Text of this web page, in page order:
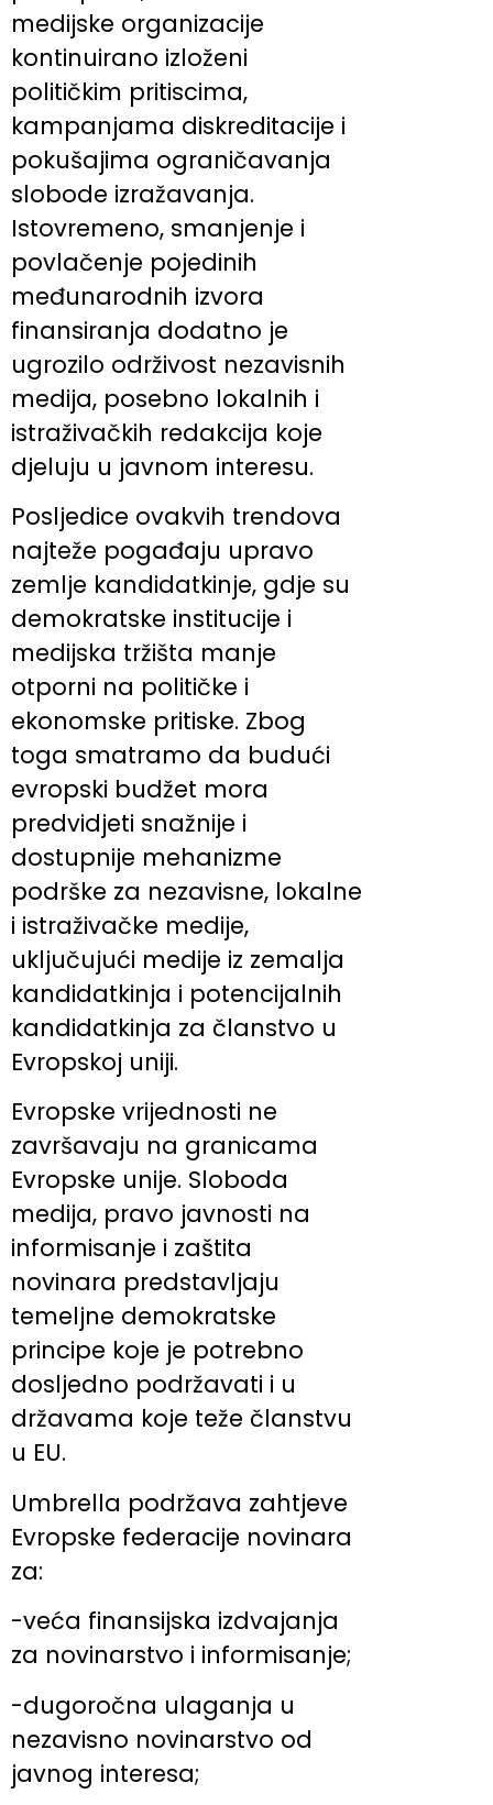
medijske organizacije
kontinuirano izloženi
političkim pritiscima,
kampanjama diskreditacije i
pokušajima ograničavanja
slobode izražavanja.
Istovremeno, smanjenje i
povlačenje pojedinih
međunarodnih izvora
finansiranja dodatno je
ugrozilo održivost nezavisnih
medija, posebno lokalnih i
istraživačkih redakcija koje
djeluju u javnom interesu.
Posljedice ovakvih trendova
najteže pogađaju upravo
zemlje kandidatkinje, gdje su
demokratske institucije i
medijska tržišta manje
otporni na političke i
ekonomske pritiske. Zbog
toga smatramo da budući
evropski budžet mora
predvidjeti snažnije i
dostupnije mehanizme
podrške za nezavisne, lokalne
i istraživačke medije,
uključujući medije iz zemalja
kandidatkinja i potencijalnih
kandidatkinja za članstvo u
Evropskoj uniji.
Evropske vrijednosti ne
završavaju na granicama
Evropske unije. Sloboda
medija, pravo javnosti na
informisanje i zaštita
novinara predstavljaju
temeljne demokratske
principe koje je potrebno
dosljedno podržavati i u
državama koje teže članstvu
u EU.
Umbrella podržava zahtjeve
Evropske federacije novinara
za:
-veća finansijska izdvajanja
za novinarstvo i informisanje;
-dugoročna ulaganja u
nezavisno novinarstvo od
javnog interesa;